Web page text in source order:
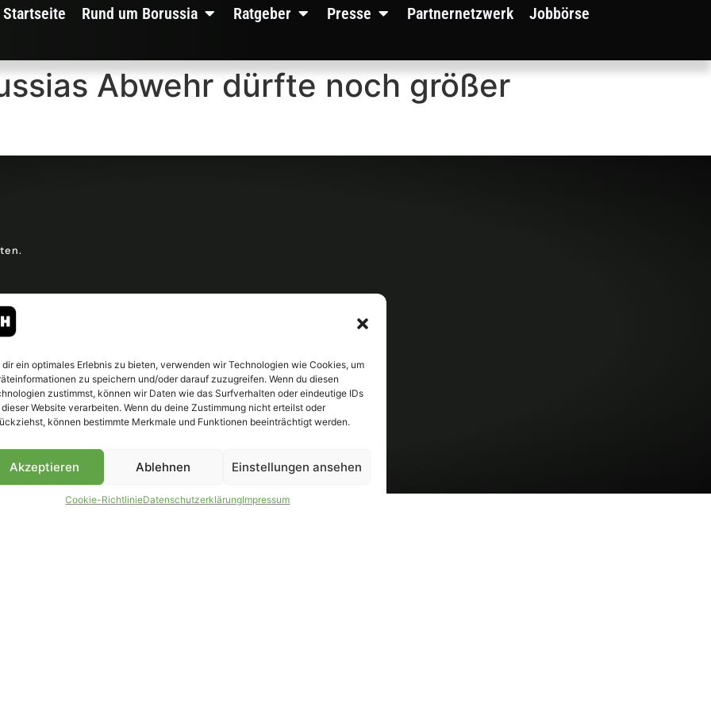
dir ein optimales Erlebnis zu bieten, verwenden wir Technologien wie Cookies, um
zu speichern und/oder darauf zuzugreifen. Wenn du diesen
zustimmst, können wir Daten wie das Surfverhalten oder eindeutige IDs
Website verarbeiten. Wenn du deine Zustimmung nicht erteilst oder
können bestimmte Merkmale und Funktionen beeinträchtigt werden.
Akzeptieren Ablehnen Einstellungen ansehen
Cookie-RichtlinieDatenschutzerklärungImpressum
Startseite Rund um Borussia Ratgeber Presse Partnernetzwerk Jobbörse
Abwehr dürfte noch größer